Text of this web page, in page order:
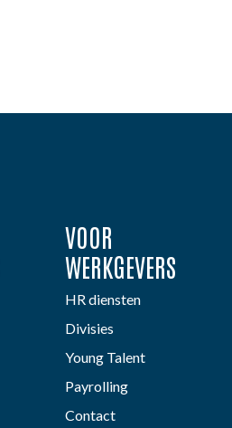
VOOR
WERKGEVERS
HR diensten
Divisies
Young Talent
Payrolling
Contact